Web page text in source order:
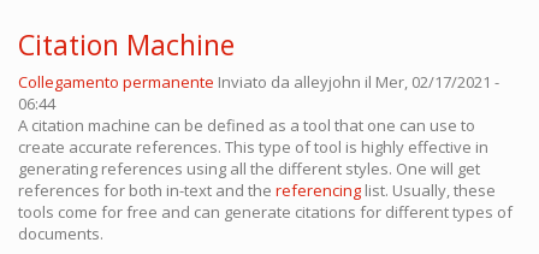
Citation Machine
Collegamento permanente Inviato da alleyjohn il Mer, 02/17/2021 -
06:44
A citation machine can be defined as a tool that one can use to
create accurate references. This type of tool is highly effective in
generating references using all the different styles. One will get
references for both in-text and the referencing list. Usually, these
tools come for free and can generate citations for different types of
documents.